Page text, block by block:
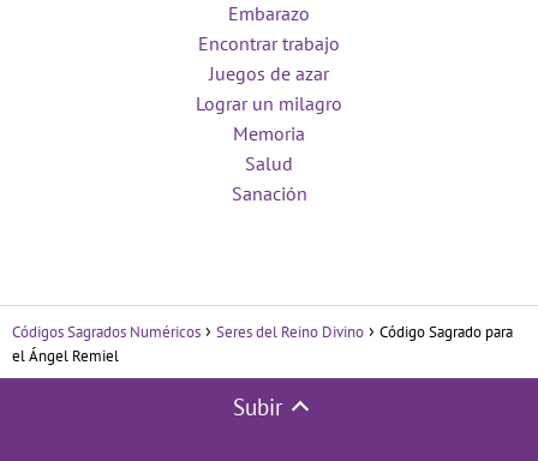
Embarazo
Encontrar trabajo
Juegos de azar
Lograr un milagro
Memoria
Salud
Sanación
Códigos Sagrados Numéricos Seres del Reino Divino
Código Sagrado para
el Ángel Remiel
Subir